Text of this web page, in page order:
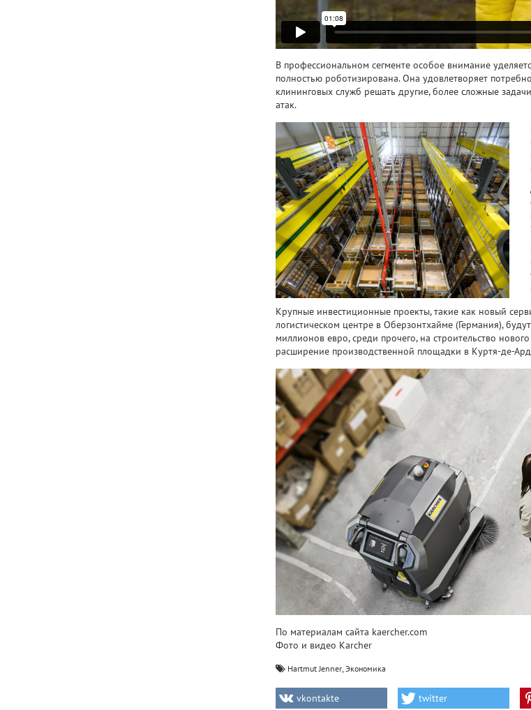
В профессиональном сегменте особое внимание
полностью роботизирована. Она удовлетворяет
клининговых служб решать другие, более сложные
атак.
Крупные инвестиционные проекты, такие как новый
логистическом центре в Оберзонтхайме (Германия),
миллионов евро, среди прочего, на строительство
расширение производственной площадки в Куртя-де-
По материалам сайта kaercher.com
Фото и видео Karcher
Hartmut Jenner, Экономика
vkontakte twitter